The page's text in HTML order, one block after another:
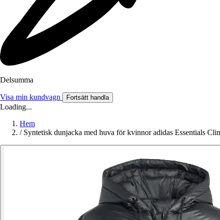
Delsumma
Visa min kundvagn Fortsätt handla
Loading...
Hem
/ Syntetisk dunjacka med huva för kvinnor adidas Essentials